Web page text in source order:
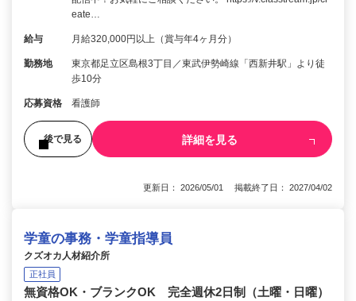
eate…
給与 月給320,000円以上（賞与年4ヶ月分）
勤務地
東京都足立区島根3丁目／東武伊勢崎線「西新井駅」より徒
歩10分
応募資格 看護師
後で見る 詳細を見る
更新日： 2026/05/01 掲載終了日： 2027/04/02
学童の事務・学童指導員
クズオカ人材紹介所
正社員
無資格OK・ブランクOK 完全週休2日制（土曜・日曜）